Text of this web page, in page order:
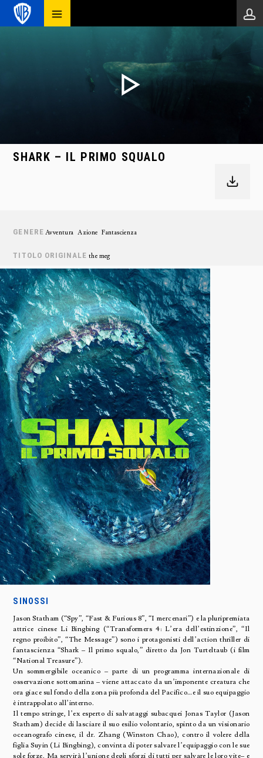
SHARK – IL PRIMO SQUALO
GENERE Avventura Azione Fantascienza
TITOLO ORIGINALE the meg
SINOSSI
Jason Statham (“Spy”, “Fast & Furious 8”, “I mercenari”) e la pluripremiata
attrice cinese Li Bingbing (“Transformers 4: L’era dell’estinzione”, “Il
regno proibito”, “The Message”) sono i protagonisti dell’action thriller di
fantascienza “Shark – Il primo squalo,” diretto da Jon Turteltaub (i film
“National Treasure”).
Un sommergibile oceanico – parte di un programma internazionale di
osservazione sottomarina – viene attaccato da un’imponente creatura che
ora giace sul fondo della zona più profonda del Pacifico…e il suo equipaggio
è intrappolato all’interno.
Il tempo stringe, l’ex esperto di salvataggi subacquei Jonas Taylor (Jason
Statham) decide di lasciare il suo esilio volontario, spinto da un visionario
oceanografo cinese, il dr. Zhang (Winston Chao), contro il volere della
figlia Suyin (Li Bingbing), convinta di poter salvare l’equipaggio con le sue
sole forze. Ma servirà l’unione degli sforzi di tutti per salvare le loro vite– e